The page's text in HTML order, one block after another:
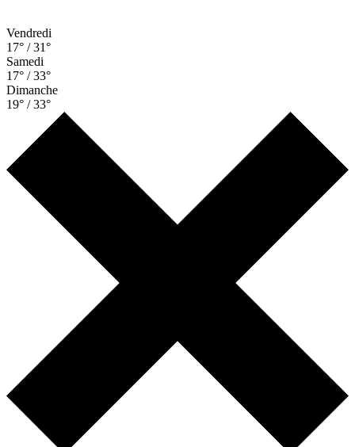
Vendredi
17° / 31°
Samedi
17° / 33°
Dimanche
19° / 33°